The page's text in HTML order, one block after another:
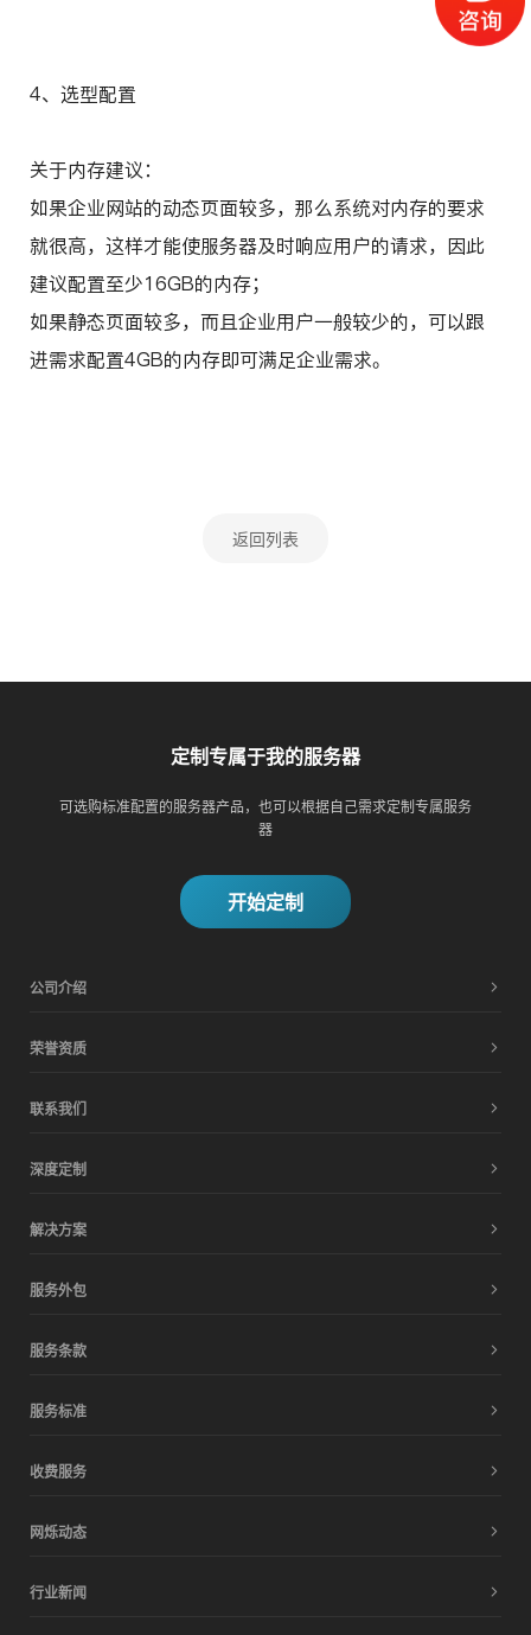
4、选型配置
关于内存建议：
如果企业网站的动态页面较多，那么系统对内存的要求
就很高，这样才能使服务器及时响应用户的请求，因此
建议配置至少16GB的内存；
如果静态页面较多，而且企业用户一般较少的，可以跟
进需求配置4GB的内存即可满足企业需求。
返回列表
定制专属于我的服务器
可选购标准配置的服务器产品，也可以根据自己需求定制专属服务
器
开始定制
公司介绍
荣誉资质
联系我们
深度定制
解决方案
服务外包
服务条款
服务标准
收费服务
网烁动态
行业新闻